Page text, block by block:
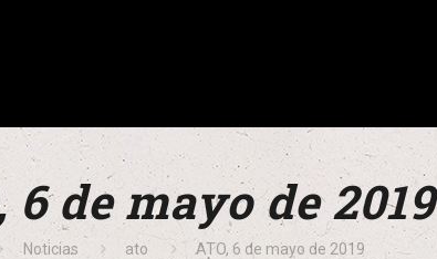
6 de mayo de 2019
Noticias ato ATO, 6 de mayo de 2019